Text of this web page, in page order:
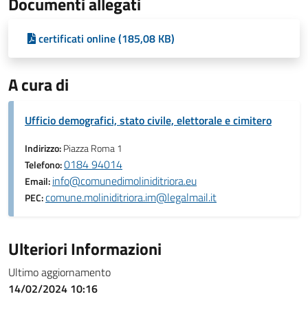
certificati online (185,08 KB)
A cura di
Ufficio demografici, stato civile, elettorale e cimitero
Indirizzo:Piazza Roma 1
Telefono:0184 94014
Email:info@comunedimoliniditriora.eu
PEC:comune.moliniditriora.im@legalmail.it
Ulteriori Informazioni
Ultimo aggiornamento
14/02/2024 10:16